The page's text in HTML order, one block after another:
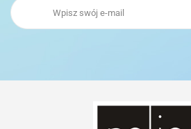
Royal Design